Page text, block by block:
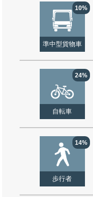
10%
準中型貨物車
24%
自転車
14%
歩行者